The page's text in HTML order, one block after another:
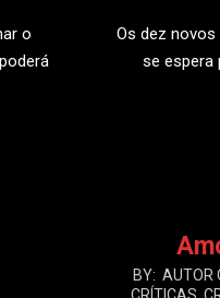
o
Os dez
se espera
2017-
BY: AUTOR